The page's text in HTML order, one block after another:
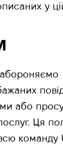
у
або
Ця
команду